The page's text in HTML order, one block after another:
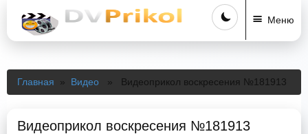
Меню
Главная » Видео » Видеоприкол воскресения №181913
Видеоприкол воскресения №181913